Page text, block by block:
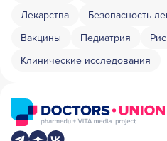
Лекарства
Безопасность
Вакцины
Педиатрия
Клинические исследования